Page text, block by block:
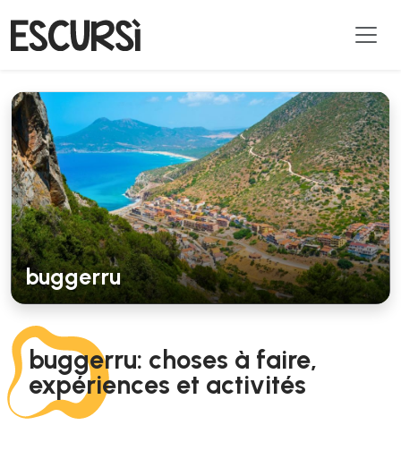
buggerru: choses à faire,
expériences et activités
buggerru